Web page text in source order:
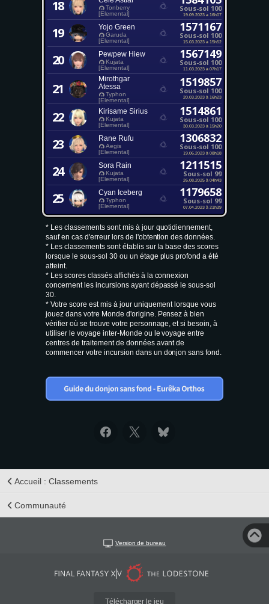
18
Tonberry
[Elemental]
Sous-sol 100
19.09.2023 à 16h07
19 Yojo Green
Garuda
[Elemental]
1571167
Sous-sol 100
15.03.2023 à 15h52
20 Pewpew Hiew
Kujata
[Elemental]
1567149
Sous-sol 100
11.03.2023 à 07h17
21
Mirothgar
Atessa
Typhon
[Elemental]
1519857
Sous-sol 100
20.03.2023 à 16h23
22 Kirisame Sirius
Kujata
[Elemental]
1514861
Sous-sol 100
30.03.2023 à 15h20
23 Rane Rufu
Aegis
[Elemental]
1306832
Sous-sol 100
19.06.2023 à 08h18
24 Sora Rain
Kujata
[Elemental]
1211515
Sous-sol 99
26.08.2025 à 04h43
25 Cyan Iceberg
Typhon
[Elemental]
1179658
Sous-sol 99
07.04.2023 à 21h39
* Les classements sont mis à jour quotidiennement,
sauf en cas d'erreur lors de l'obtention des données.
* Les classements sont établis sur la base des scores
lorsque le sous-sol 30 ou un étage plus profond a été
atteint.
* Les scores classés affichés à la connexion
concernent les incursions ayant dépassé le sous-sol
30.
* Votre score est mis à jour uniquement lorsque vous
jouez dans votre Monde d'origine. Pensez à bien
vérifier où se trouve votre personnage, et si besoin, à
utiliser le voyage inter-Monde ou le voyage entre
centres de traitement de données avant de
commencer votre incursion dans un donjon sans fond.
Accueil : Classements
Communauté
Version de bureau
Télécharger le jeu